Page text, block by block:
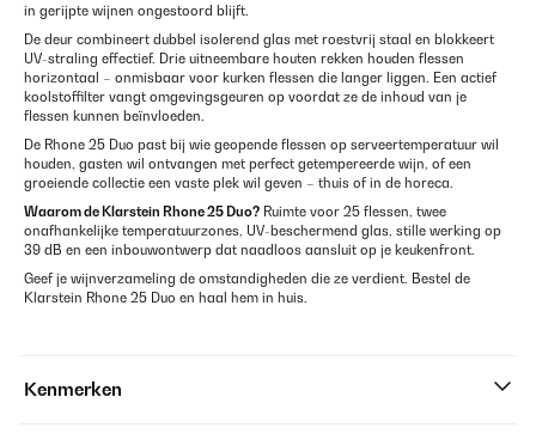
in gerijpte wijnen ongestoord blijft.
De deur combineert dubbel isolerend glas met roestvrij staal en blokkeert
UV-straling effectief. Drie uitneembare houten rekken houden flessen
horizontaal – onmisbaar voor kurken flessen die langer liggen. Een actief
koolstoffilter vangt omgevingsgeuren op voordat ze de inhoud van je
flessen kunnen beïnvloeden.
De Rhone 25 Duo past bij wie geopende flessen op serveertemperatuur wil
houden, gasten wil ontvangen met perfect getempereerde wijn, of een
groeiende collectie een vaste plek wil geven – thuis of in de horeca.
Waarom de Klarstein Rhone 25 Duo? Ruimte voor 25 flessen, twee
onafhankelijke temperatuurzones, UV-beschermend glas, stille werking op
39 dB en een inbouwontwerp dat naadloos aansluit op je keukenfront.
Geef je wijnverzameling de omstandigheden die ze verdient. Bestel de
Klarstein Rhone 25 Duo en haal hem in huis.
Kenmerken